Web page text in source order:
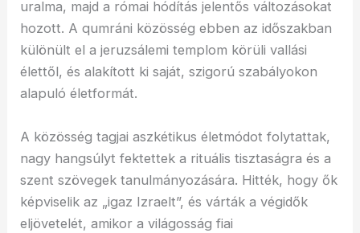
uralma, majd a római hódítás jelentős változásokat
hozott. A qumráni közösség ebben az időszakban
különült el a jeruzsálemi templom körüli vallási
élettől, és alakított ki saját, szigorú szabályokon
alapuló életformát.
A közösség tagjai aszkétikus életmódot folytattak,
nagy hangsúlyt fektettek a rituális tisztaságra és a
szent szövegek tanulmányozására. Hitték, hogy ők
képviselik az „igaz Izraelt”, és várták a végidők
eljövetelét, amikor a világosság fiai